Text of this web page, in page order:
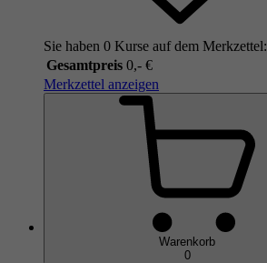
Sie haben 0 Kurse auf dem Merkzettel:
Gesamtpreis 0,- €
Merkzettel anzeigen
Warenkorb
0